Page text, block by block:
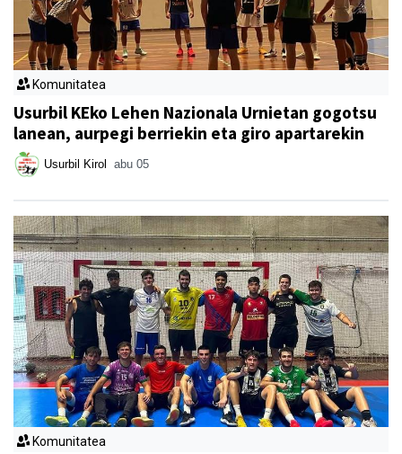
Komunitatea
Usurbil KEko Lehen Nazionala Urnietan gogotsu
lanean, aurpegi berriekin eta giro apartarekin
Usurbil Kirol abu 05
Komunitatea